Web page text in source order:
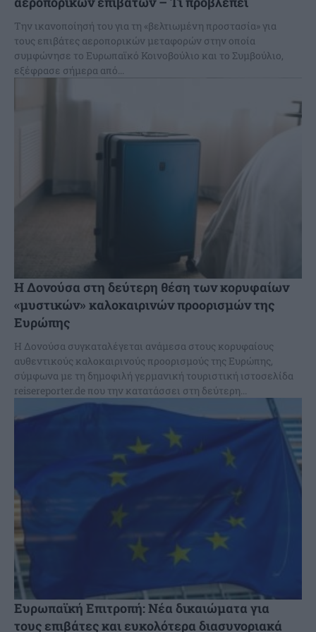
Την ικανοποίησή του για τη «βελτιωμένη προστασία» για
τους επιβάτες αεροπορικών μεταφορών στην οποία
συμφώνησε το Ευρωπαϊκό Κοινοβούλιο και το Συμβούλιο,
εξέφρασε σήμερα από...
Η Δονούσα στη δεύτερη θέση των κορυφαίων
«μυστικών» καλοκαιρινών προορισμών της
Ευρώπης
Η Δονούσα συγκαταλέγεται ανάμεσα στους κορυφαίους
αυθεντικούς καλοκαιρινούς προορισμούς της Ευρώπης,
σύμφωνα με τη δημοφιλή γερμανική τουριστική ιστοσελίδα
reisereporter.de που την κατατάσσει στη δεύτερη...
Ευρωπαϊκή Επιτροπή: Νέα δικαιώματα για
τους επιβάτες και ευκολότερα διασυνοριακά